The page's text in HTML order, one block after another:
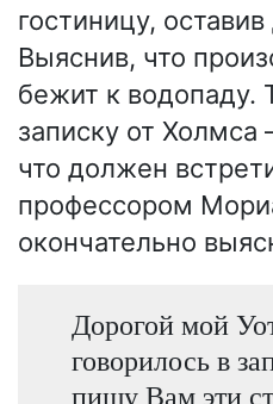
гостиницу,
Выяснив, что
бежит к водопаду.
записку от
что должен
профессором
окончательно
Дорогой мой
говорилось в
пишу Вам эти